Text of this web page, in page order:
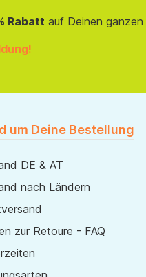
Rabatt auf Deinen ganzen
um Deine Bestellung
DE & AT
nach Ländern
zur Retoure - FAQ